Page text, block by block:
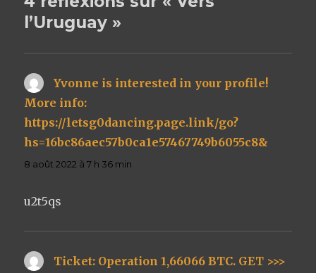
l’Uruguay »
Yvonne is interested in your profile!
More info:
https://letsg0dancing.page.link/go?
hs=16bc86aec57b0ca1e57467749b6055c8&
8 août 2022 à 7 h 36 min
u2t5qs
Ticket: Operation 1,66066 BTC. GET >>>